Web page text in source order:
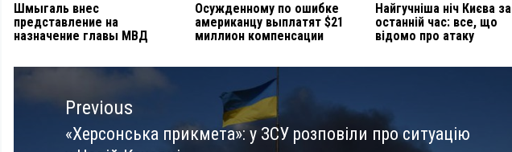
Шмыгаль внес
представление на
назначение главы МВД
Осужденному по ошибке
американцу выплатят $21
миллион компенсации
Найгучніша ніч Києва за
останній час: все, що
відомо про атаку
Навигация
по
записямPrevious
Previous
«Херсонська прикмета»: у ЗСУ розповіли про ситуацію